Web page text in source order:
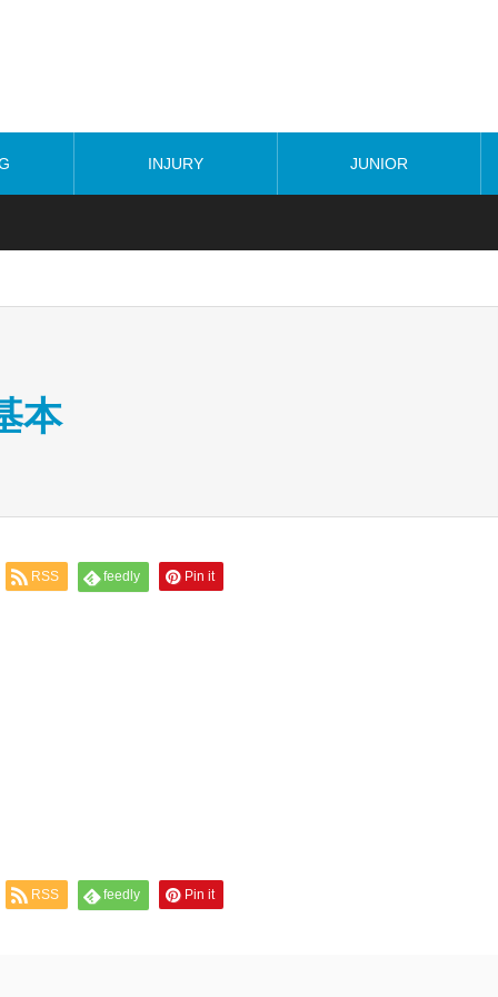
INJURY JUNIOR
本
RSS feedly Pin it
RSS feedly Pin it